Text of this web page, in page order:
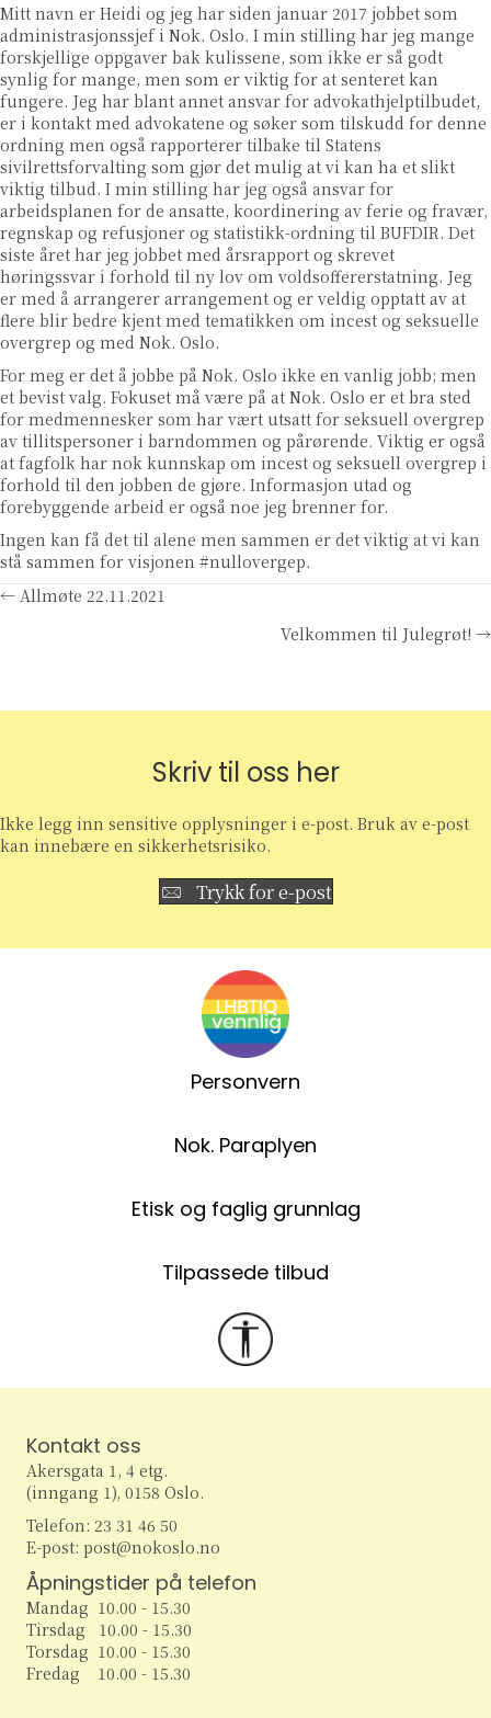
Mitt navn er Heidi og jeg har siden januar 2017 jobbet som
administrasjonssjef i Nok. Oslo. I min stilling har jeg mange
forskjellige oppgaver bak kulissene, som ikke er så godt
synlig for mange, men som er viktig for at senteret kan
fungere. Jeg har blant annet ansvar for advokathjelptilbudet,
er i kontakt med advokatene og søker som tilskudd for denne
ordning men også rapporterer tilbake til Statens
sivilrettsforvalting som gjør det mulig at vi kan ha et slikt
viktig tilbud. I min stilling har jeg også ansvar for
arbeidsplanen for de ansatte, koordinering av ferie og fravær,
regnskap og refusjoner og statistikk-ordning til BUFDIR. Det
siste året har jeg jobbet med årsrapport og skrevet
høringssvar i forhold til ny lov om voldsoffererstatning. Jeg
er med å arrangerer arrangement og er veldig opptatt av at
flere blir bedre kjent med tematikken om incest og seksuelle
overgrep og med Nok. Oslo.
For meg er det å jobbe på Nok. Oslo ikke en vanlig jobb; men
et bevist valg. Fokuset må være på at Nok. Oslo er et bra sted
for medmennesker som har vært utsatt for seksuell overgrep
av tillitspersoner i barndommen og pårørende. Viktig er også
at fagfolk har nok kunnskap om incest og seksuell overgrep i
forhold til den jobben de gjøre. Informasjon utad og
forebyggende arbeid er også noe jeg brenner for.
Ingen kan få det til alene men sammen er det viktig at vi kan
stå sammen for visjonen #nullovergep.
Posts
← Allmøte 22.11.2021
Velkommen til Julegrøt! →
Skriv til oss her
Ikke legg inn sensitive opplysninger i e-post. Bruk av e-post
kan innebære en sikkerhetsrisiko.
Trykk for e-post
Personvern
Nok. Paraplyen
Etisk og faglig grunnlag
Tilpassede tilbud
Kontakt oss
Akersgata 1, 4 etg.
(inngang 1), 0158 Oslo.
Telefon: 23 31 46 50
E-post: post@nokoslo.no
Åpningstider på telefon
Mandag 10.00 - 15.30
Tirsdag 10.00 - 15.30
Torsdag 10.00 - 15.30
Fredag 10.00 - 15.30